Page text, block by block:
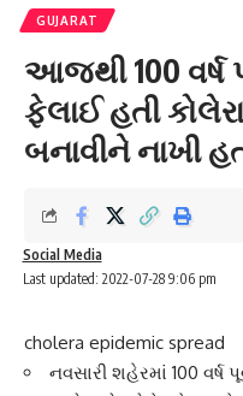
GUJARAT
આજથી 100 વર્ષ
ફેલાઈ હતી
બનાવીને નાખી
Last updated: 2022-07-28 9:06 pm
Social Media
cholera epidemic spread
નવસારી શહેરમાં 100 વર્ષ